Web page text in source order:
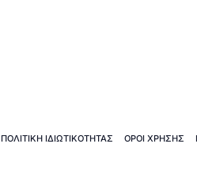
ΠΟΛΙΤΙΚΗ ΙΔΙΩΤΙΚΟΤΗΤΑΣ ΟΡΟΙ ΧΡΗΣΗΣ